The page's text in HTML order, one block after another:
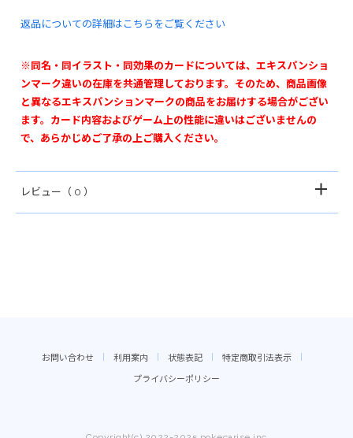
返品についての詳細はこちらをご覧ください
※同名・同イラスト・同効果のカードについては、エキスパンショ
ンマーク違いの在庫を共通管理しております。そのため、商品画像
と異なるエキスパンションマークの商品をお届けする場合がござい
ます。カード内容およびゲーム上の性能に違いはございませんの
で、あらかじめご了承の上ご購入ください。
レビュー （ 0 ）
お問い合わせ 利用案内 状態表記 特定商取引法表示
プライバシーポリシー